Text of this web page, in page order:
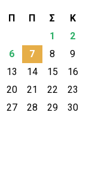
Π Π Σ
Κ
1
2
6 7 8
9
13 14 15
16
20 21 22
23
27 28 29
30